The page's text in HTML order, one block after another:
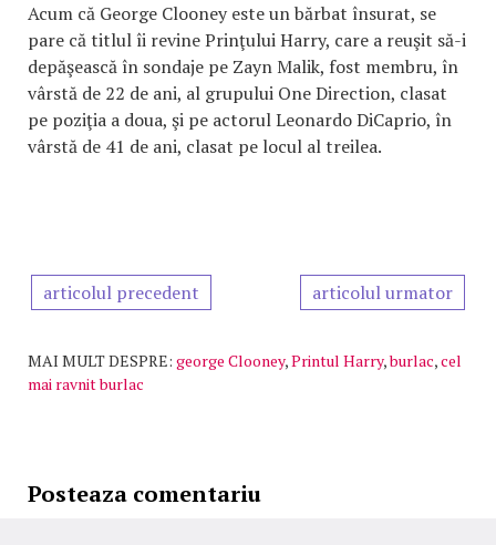
Acum că George Clooney este un bărbat însurat, se
pare că titlul îi revine Prinţului Harry, care a reuşit să-i
depăşească în sondaje pe Zayn Malik, fost membru, în
vârstă de 22 de ani, al grupului One Direction, clasat
pe poziţia a doua, şi pe actorul Leonardo DiCaprio, în
vârstă de 41 de ani, clasat pe locul al treilea.
articolul precedent articolul urmator
MAI MULT DESPRE: george Clooney,Printul Harry,burlac,cel
mai ravnit burlac
Posteaza comentariu